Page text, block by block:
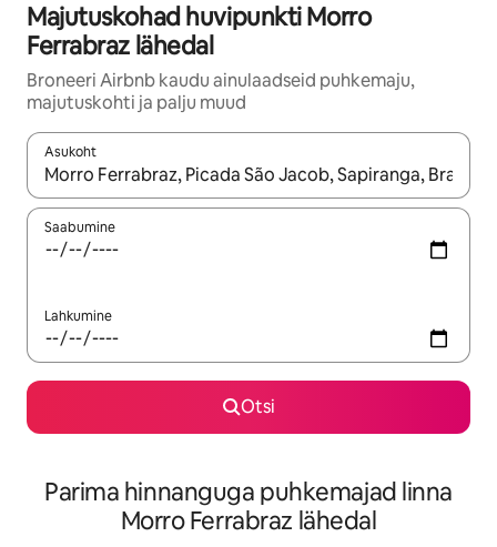
Majutuskohad huvipunkti Morro
Ferrabraz lähedal
Broneeri Airbnb kaudu ainulaadseid puhkemaju,
majutuskohti ja palju muud
Asukoht
Kui tulemused on kuvatud, liigu ekraanil nooleklahvidega või
Saabumine
Lahkumine
Otsi
Parima hinnanguga puhkemajad linna
Morro Ferrabraz lähedal